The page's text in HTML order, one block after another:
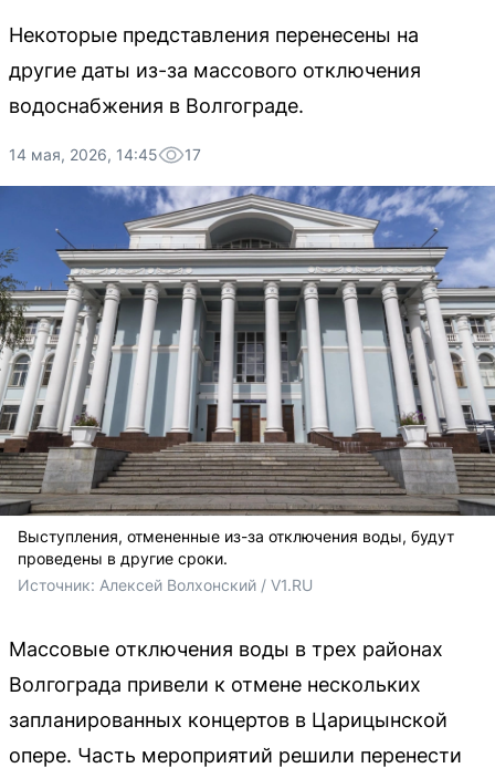
Некоторые представления перенесены на
другие даты из-за массового отключения
водоснабжения в Волгограде.
14 мая, 2026, 14:45 17
Выступления, отмененные из-за отключения воды, будут
проведены в другие сроки.
Источник: Алексей Волхонский / V1.RU
Массовые отключения воды в трех районах
Волгограда привели к отмене нескольких
запланированных концертов в Царицынской
опере. Часть мероприятий решили перенести